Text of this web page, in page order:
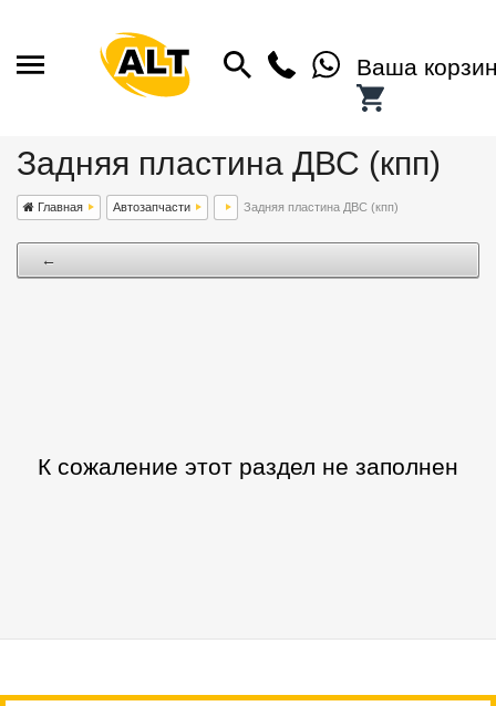
Ваша
Задняя пластина ДВС (кпп)
Главная Автозапчасти Задняя пластина ДВС (кпп)
←
К сожаление этот раздел не заполнен